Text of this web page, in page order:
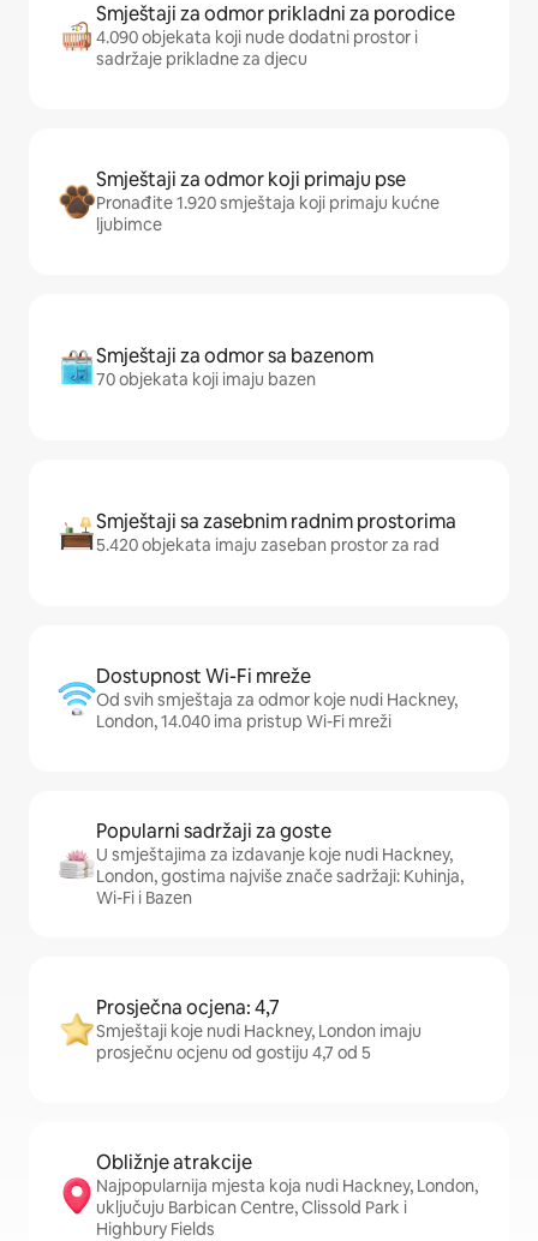
Smještaji za odmor prikladni za porodice
4.090 objekata koji nude dodatni prostor i
sadržaje prikladne za djecu
Smještaji za odmor koji primaju pse
Pronađite 1.920 smještaja koji primaju kućne
ljubimce
Smještaji za odmor sa bazenom
70 objekata koji imaju bazen
Smještaji sa zasebnim radnim prostorima
5.420 objekata imaju zaseban prostor za rad
Dostupnost Wi-Fi mreže
Od svih smještaja za odmor koje nudi Hackney,
London, 14.040 ima pristup Wi-Fi mreži
Popularni sadržaji za goste
U smještajima za izdavanje koje nudi Hackney,
London, gostima najviše znače sadržaji: Kuhinja,
Wi-Fi i Bazen
Prosječna ocjena: 4,7
Smještaji koje nudi Hackney, London imaju
prosječnu ocjenu od gostiju 4,7 od 5
Obližnje atrakcije
Najpopularnija mjesta koja nudi Hackney, London,
uključuju Barbican Centre, Clissold Park i
Highbury Fields